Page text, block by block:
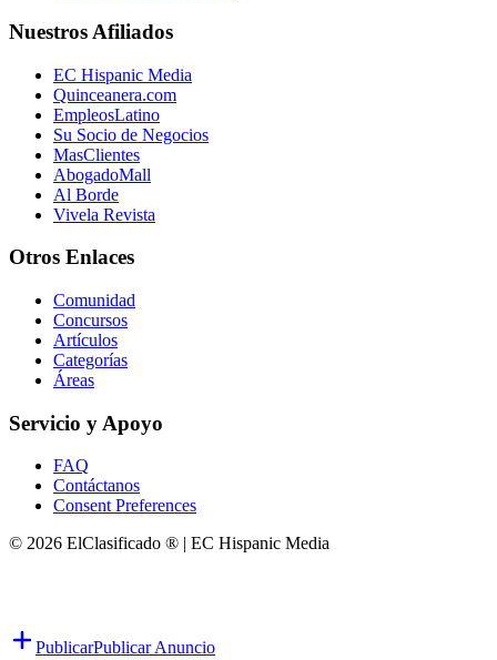
Nuestros Afiliados
EC Hispanic Media
Quinceanera.com
EmpleosLatino
Su Socio de Negocios
MasClientes
AbogadoMall
Al Borde
Vivela Revista
Otros Enlaces
Comunidad
Concursos
Artículos
Categorías
Áreas
Servicio y Apoyo
FAQ
Contáctanos
Consent Preferences
© 2026 ElClasificado ® | EC Hispanic Media
PublicarPublicar Anuncio